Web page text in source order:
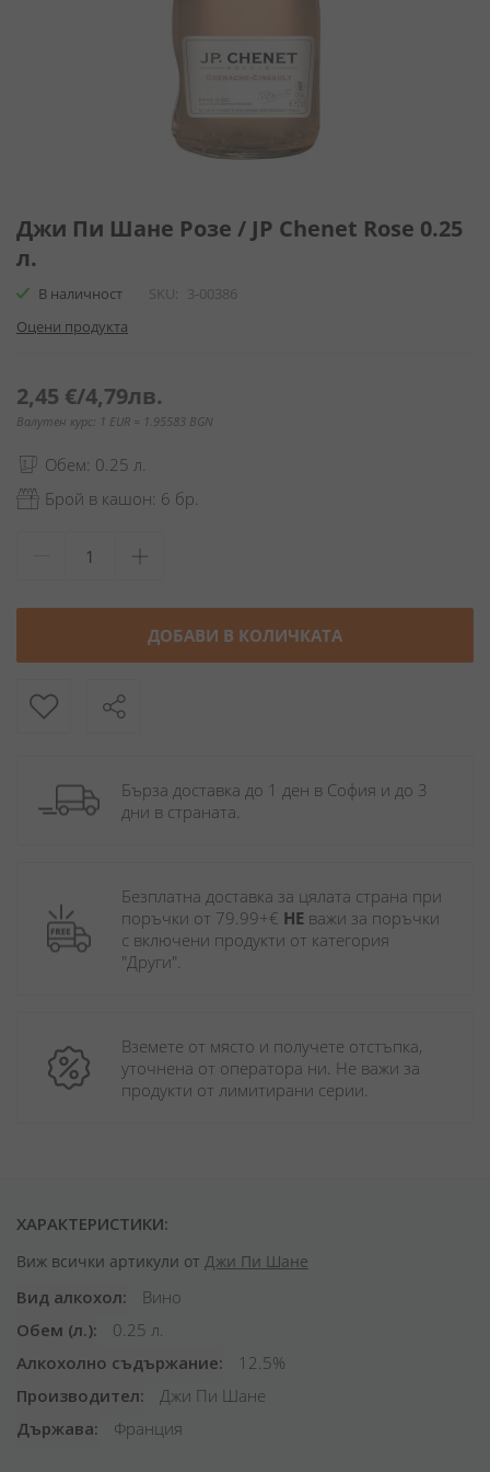
към
началото
на
галерия
снимки
Джи Пи Шане Розе / JP Chenet Rose 0.25
л.
В наличност SKU
3-00386
Оцени продукта
2,45 €/4,79лв.
Валутен курс: 1 EUR = 1.95583 BGN
Обем: 0.25 л.
Брой в кашон: 6 бр.
ДОБАВИ В КОЛИЧКАТА
Бърза доставка до 1 ден в София и до 3
дни в страната.
Безплатна доставка за цялата страна при
поръчки от 79.99+€ НЕ важи за поръчки
с включени продукти от категория
"Други".
Вземете от място и получете отстъпка,
уточнена от оператора ни. Не важи за
продукти от лимитирани серии.
ХАРАКТЕРИСТИКИ:
Виж всички артикули от Джи Пи Шане
Вид алкохол
Вино
Обем (л.)
0.25 л.
Алкохолно съдържание
12.5%
Производител
Джи Пи Шане
Държава
Франция